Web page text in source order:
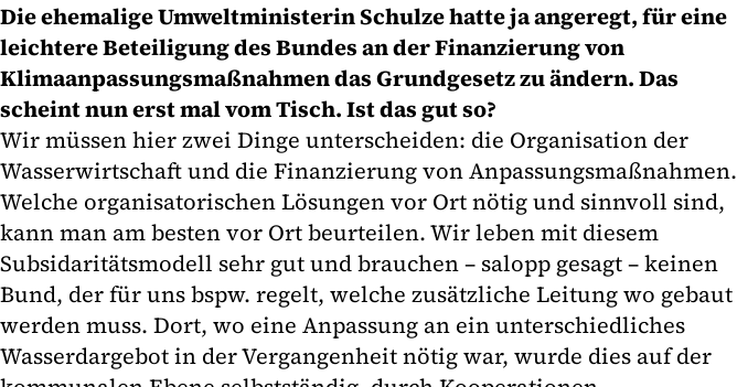
Die ehemalige Umweltministerin Schulze hatte ja angeregt, für eine
leichtere Beteiligung des Bundes an der Finanzierung von
Klimaanpassungsmaßnahmen das Grundgesetz zu ändern. Das
scheint nun erst mal vom Tisch. Ist das gut so?
Wir müssen hier zwei Dinge unterscheiden: die Organisation der
Wasserwirtschaft und die Finanzierung von Anpassungsmaßnahmen.
Welche organisatorischen Lösungen vor Ort nötig und sinnvoll sind,
kann man am besten vor Ort beurteilen. Wir leben mit diesem
Subsidaritätsmodell sehr gut und brauchen – salopp gesagt – keinen
Bund, der für uns bspw. regelt, welche zusätzliche Leitung wo gebaut
werden muss. Dort, wo eine Anpassung an ein unterschiedliches
Wasserdargebot in der Vergangenheit nötig war, wurde dies auf der